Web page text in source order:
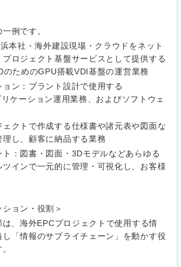
例です。
本社・海外建設現場・クラウドをネット
プロジェクト基盤サービスとして提供する
のためのGPU搭載VDI基盤の運営業務
ン：プラント設計で使用する
ケーション運用業務、およびソフトウェ
クトで作成する仕様書や諸元表や図面な
理し、顧客に納品する業務
：図書・図面・3Dモデルなどあらゆる
インで一元的に管理・可視化し、お客様
ョン・役割＞
、海外EPCプロジェクトで使用する情
「情報のサプライチェーン」を動かす役
職種を選択してください
すべての経営企画・事業企
画
事業企画・事業開発
事業管理
M&A・事業投資
職種を選択してください
業企画
グ
業界を選択してください
・資源・環境
機械・船舶
・半導体
粧品・アパレル・消費財
勤務地を選択してください
北地方
岩手県
山形県
件を入力ください
20代 30代
40代 50代